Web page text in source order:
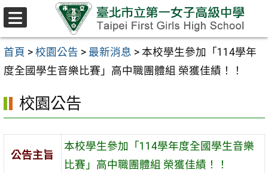
跳至主要內容區
首頁 > 校園公告 > 最新消息 > 本校學生參加「114學年
度全國學生音樂比賽」高中職團體組 榮獲佳績！！
校園公告
公告主旨
本校學生參加「114學年度全國學生音樂
比賽」高中職團體組 榮獲佳績！！
選
單